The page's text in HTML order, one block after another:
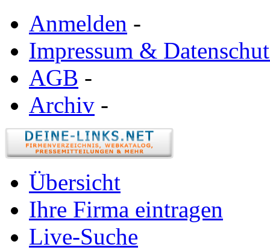
Anmelden -
Impressum &
AGB -
Archiv -
Übersicht
Ihre Firma eintragen
Live-Suche